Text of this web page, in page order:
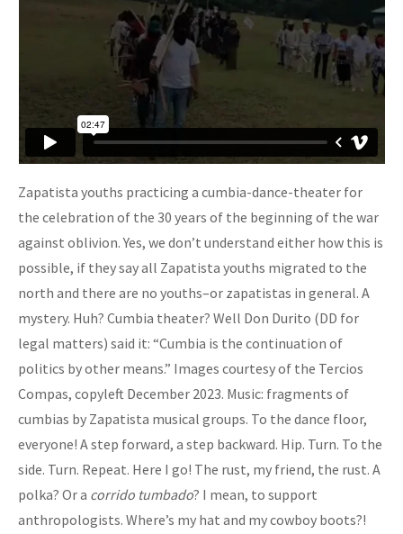
Zapatista youths practicing a cumbia-dance-theater for
the celebration of the 30 years of the beginning of the war
against oblivion. Yes, we don’t understand either how this is
possible, if they say all Zapatista youths migrated to the
north and there are no youths–or zapatistas in general. A
mystery. Huh? Cumbia theater? Well Don Durito (DD for
legal matters) said it: “Cumbia is the continuation of
politics by other means.” Images courtesy of the Tercios
Compas, copyleft December 2023. Music: fragments of
cumbias by Zapatista musical groups. To the dance floor,
everyone! A step forward, a step backward. Hip. Turn. To the
side. Turn. Repeat. Here I go! The rust, my friend, the rust. A
polka? Or a corrido tumbado? I mean, to support
anthropologists. Where’s my hat and my cowboy boots?!